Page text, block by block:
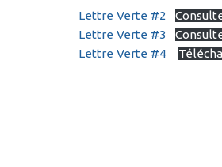
Lettre Verte #2
Lettre Verte #3
Lettre Verte #4